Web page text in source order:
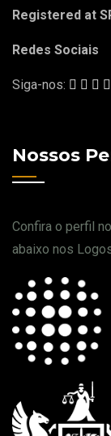
Registered at
Redes Sociais
Siga-nos:
Nossos
Confira o perfil
abaixo nos